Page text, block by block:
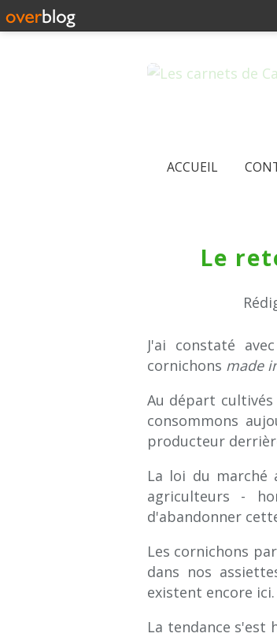
ACCUEIL
Le
J'ai constaté
cornichons made
Au départ
consommons
producteur
La loi du
agriculteurs -
d'abandonner
Les cornichons
dans nos
existent encore ici.
La tendance s'est